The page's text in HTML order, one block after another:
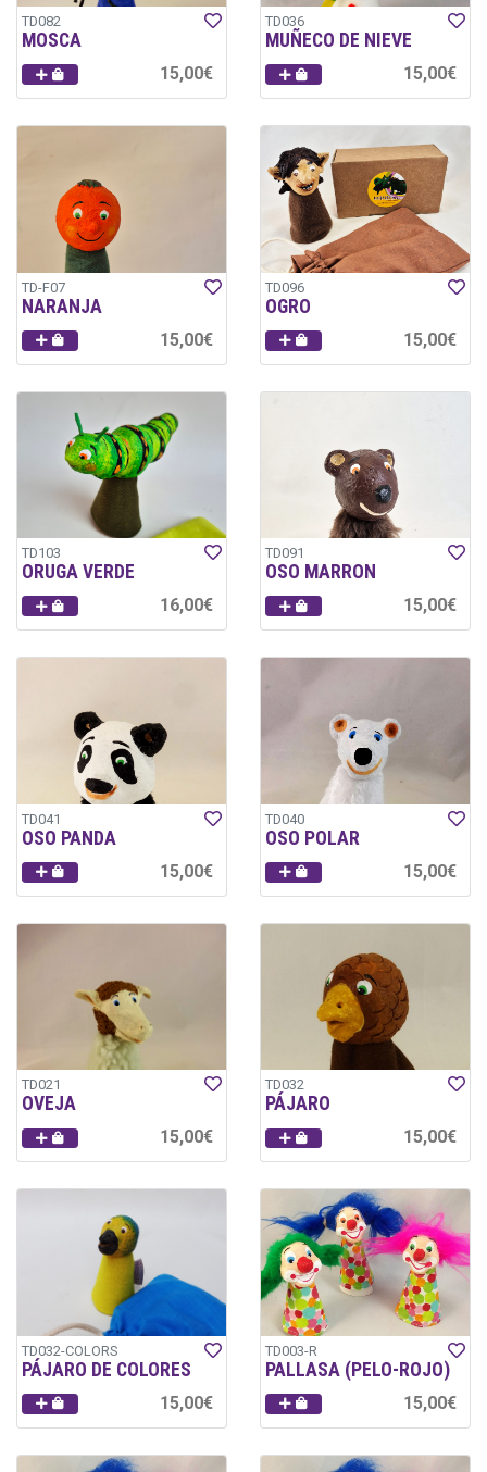
TD082
MOSCA
15,00€
TD036
MUÑECO DE NIEVE
15,00€
TD-F07
NARANJA
15,00€
TD096
OGRO
15,00€
TD103
ORUGA VERDE
16,00€
TD091
OSO MARRON
15,00€
TD041
OSO PANDA
15,00€
TD040
OSO POLAR
15,00€
TD021
OVEJA
15,00€
TD032
PÁJARO
15,00€
TD032-COLORS
PÁJARO DE COLORES
15,00€
TD003-R
PALLASA (PELO-ROJO)
15,00€